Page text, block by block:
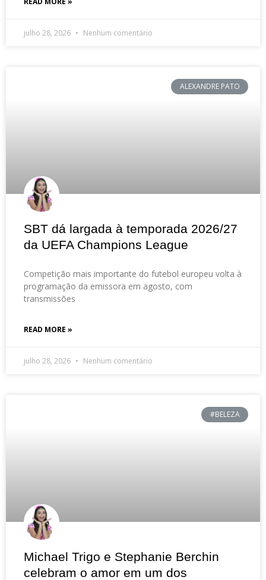
julho 28, 2026 Nenhum comentário
ALEXANDRE PATO
SBT dá largada à temporada 2026/27
da UEFA Champions League
Competição mais importante do futebol europeu volta à
programação da emissora em agosto, com
transmissões
READ MORE »
julho 28, 2026 Nenhum comentário
#BELEZA
Michael Trigo e Stephanie Berchin
celebram o amor em um dos